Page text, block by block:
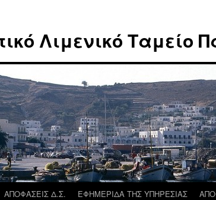
Λιμενικό Ταμείο
ΑΠΟΦΑΣΕΙΣ Δ.Σ. ΕΦΗΜΕΡΙΔΑ ΤΗΣ ΥΠΗΡΕΣΙΑΣ